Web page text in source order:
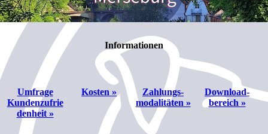
Informationen
Umfrage
Kundenzufrie
denheit »
Kosten »
Zahlungs­
modalitäten »
Download­
bereich »